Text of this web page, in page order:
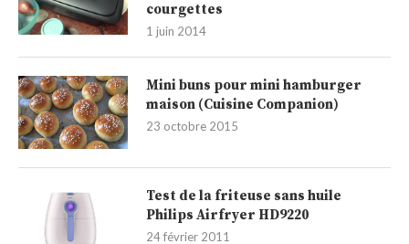
courgettes
1 juin 2014
Mini buns pour mini hamburger
maison (Cuisine Companion)
23 octobre 2015
Test de la friteuse sans huile
Philips Airfryer HD9220
24 février 2011